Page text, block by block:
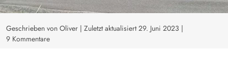
Geschrieben von Oliver | Zuletzt aktualisiert 29. Juni 2023 |
9 Kommentare